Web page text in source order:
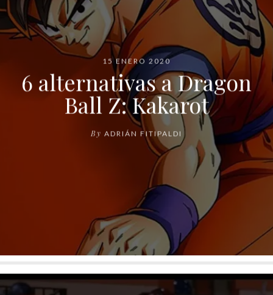
15 ENERO 2020
6 alternativas a Dragon
Ball Z: Kakarot
By ADRIÁN FITIPALDI